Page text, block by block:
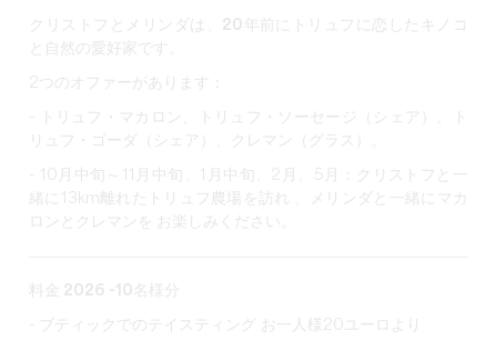
クリストフとメリンダは、20年前にトリュフに恋したキノコ
と自然の愛好家です。
2つのオファーがあります：
- トリュフ・マカロン、トリュフ・ソーセージ（シェア）、ト
リュフ・ゴーダ（シェア）、クレマン（グラス）
- 10月中旬～11月中旬、1月中旬、2月、5月：クリストフと一
緒に13km離れた
トリュフ農場を訪れ
、メリンダと一緒にマカ
ロンとクレマンを
お楽しみ ください。
料金 2026 - 10名様分
- ブティックでのテイスティング お一人様20ユーロより